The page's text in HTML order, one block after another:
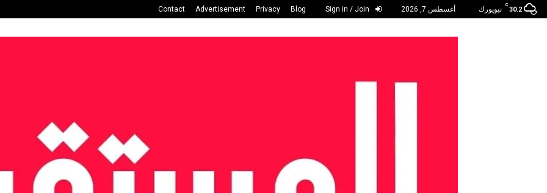
30.2
C
نيويورك أغسطس 7, 2026 Blog
Privacy
Advertisement
Contact